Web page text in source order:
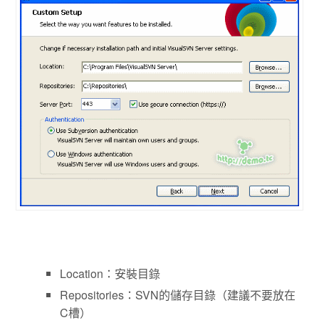
Location：安裝目錄
Repositories：SVN的儲存目錄（建議不要放在
C槽）